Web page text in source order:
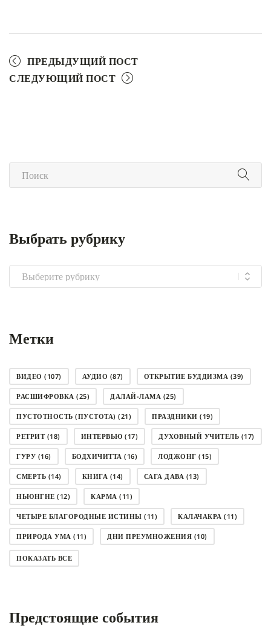
ПРЕДЫДУЩИЙ ПОСТ
СЛЕДУЮЩИЙ ПОСТ
Выбрать рубрику
Выбрать
рубрику
Метки
ВИДЕО (107) АУДИО (87) ОТКРЫТИЕ БУДДИЗМА (39)
РАСШИФРОВКА (25) ДАЛАЙ-ЛАМА (25)
ПУСТОТНОСТЬ (ПУСТОТА) (21) ПРАЗДНИКИ (19)
РЕТРИТ(18) ИНТЕРВЬЮ (17) ДУХОВНЫЙ УЧИТЕЛЬ (17)
ГУРУ (16) БОДХИЧИТТА (16) ЛОДЖОНГ (15)
СМЕРТЬ (14) КНИГА (14) САГА ДАВА (13)
НЬЮНГНЕ (12) КАРМА (11)
ЧЕТЫРЕ БЛАГОРОДНЫЕ ИСТИНЫ (11) КАЛАЧАКРА (11)
ПРИРОДА УМА (11) ДНИ ПРЕУМНОЖЕНИЯ (10)
СОВЕТ(10)
АНАЛИТИЧЕСКАЯ МЕДИТАЦИЯ(7)
ПОКАЗАТЬ ВСЕ
Предстоящие события